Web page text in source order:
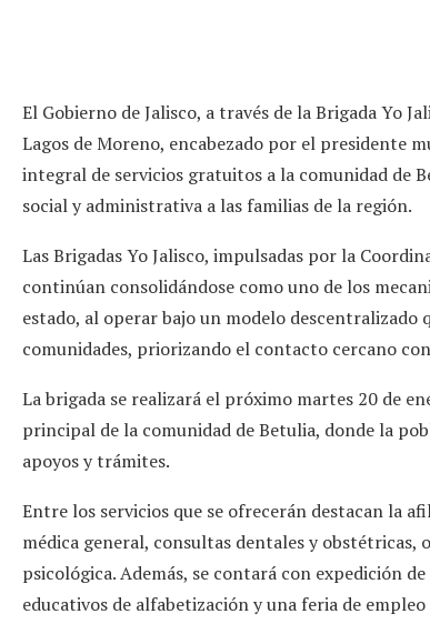
El Gobierno de Jalisco, a través de la Brigada Yo
Lagos de Moreno, encabezado por el presidente
integral de servicios gratuitos a la comunidad de
social y administrativa a las familias de la región.
Las Brigadas Yo Jalisco, impulsadas por la
continúan consolidándose como uno de los
estado, al operar bajo un modelo
comunidades, priorizando el contacto cercano
La brigada se realizará el próximo martes 20 de
principal de la comunidad de Betulia, donde la
apoyos y trámites.
Entre los servicios que se ofrecerán destacan la
médica general, consultas dentales y
psicológica. Además, se contará con expedición
educativos de alfabetización y una feria de